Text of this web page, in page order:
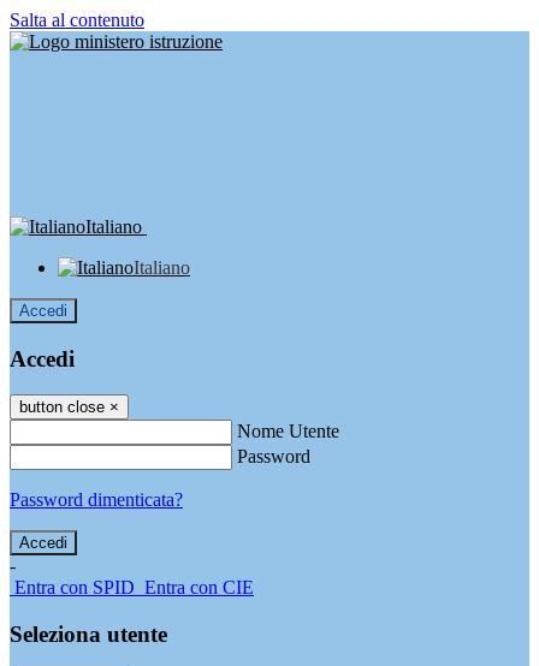
Salta al contenuto
Italiano
Italiano
Accedi
Accedi
button close ×
Nome Utente
Password
Password dimenticata?
-
Entra con SPID Entra con CIE
Seleziona utente